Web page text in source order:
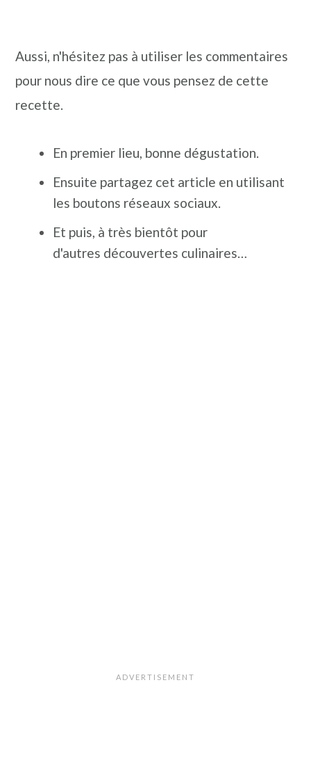
Aussi, n'hésitez pas à utiliser les commentaires
pour nous dire ce que vous pensez de cette
recette.
En premier lieu, bonne dégustation.
Ensuite partagez cet article en utilisant
les boutons réseaux sociaux.
Et puis, à très bientôt pour
d'autres découvertes culinaires…